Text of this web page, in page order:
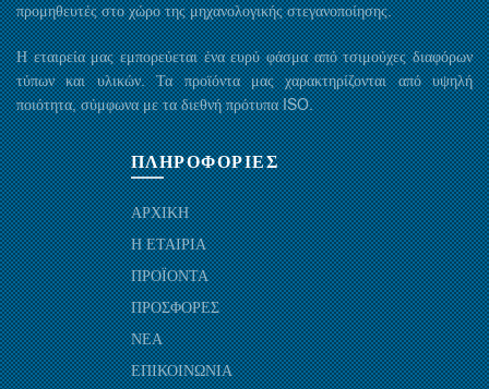
προμηθευτές στο χώρο της μηχανολογικής στεγανοποίησης.
Η εταιρεία μας εμπορεύεται ένα ευρύ φάσμα από τσιμούχες διαφόρων
τύπων και υλικών. Τα προϊόντα μας χαρακτηρίζονται από υψηλή
ποιότητα, σύμφωνα με τα διεθνή πρότυπα ISO.
ΠΛΗΡΟΦΟΡΙΕΣ
ΑΡΧΙΚΗ
Η ΕΤΑΙΡΙΑ
ΠΡΟΪΟΝΤΑ
ΠΡΟΣΦΟΡΕΣ
ΝΕΑ
ΕΠΙΚΟΙΝΩΝΙΑ